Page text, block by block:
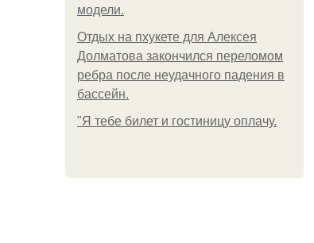
модели.
Отдых на пхукете для Алексея
Долматова закончился переломом
ребра после неудачного падения в
бассейн.
"Я тебе билет и гостиницу оплачу.